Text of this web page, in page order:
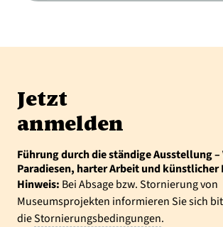
Jetzt
anmelden
Führung durch die ständige Ausstellung –
Paradiesen, harter Arbeit und
Hinweis: Bei Absage bzw. Stornierung von
Museumsprojekten informieren Sie sich
dieStornierungsbedingungen.